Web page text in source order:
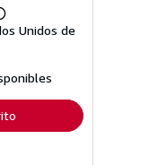
tarifas
Unidos de